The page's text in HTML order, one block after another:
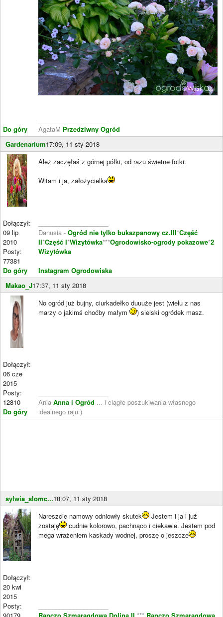
Do góry
AgataM Przedziwny Ogród
Gardenarium17:09, 11 sty 2018
Dołączył:
09 lip
2010
Posty:
77381
Do góry
Ależ zaczęłaś z górnej półki, od razu świetne fotki.
Witam i ja, założycielka
Danusia - Ogród nie tylko bukszpanowy cz.III*Część
II*Część I*Wizytówka***Ogrodowisko-ogrody pokazowe*2
Wizytówka
Instagram Ogrodowiska
Makao_J17:37, 11 sty 2018
Dołączył:
06 cze
2015
Posty:
12810
Do góry
No ogród już bujny, ciurkadełko duuuże jest (wielu z nas
marzy o jakimś choćby małym
) sielski ogródek masz.
Ania Anna i Ogród ... i ciągłe poszukiwania własnego
idealnego raju:)
sylwia_slomc...18:07, 11 sty 2018
Dołączył:
20 kwi
2015
Posty:
Nareszcie namowy odniowły skutek
Jestem i ja i już
zostaję
cudnie kolorowo, pachnąco i ciekawie. Jestem pod
mega wrażeniem kaskady wodnej, proszę o jeszcze